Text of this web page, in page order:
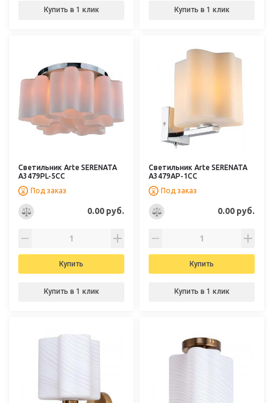
Купить в 1 клик Купить в 1 клик
Светильник Arte SERENATA
A3479PL-5CC
Под заказ
0.00 руб.
Купить
Купить в 1 клик
Светильник Arte SERENATA
A3479AP-1CC
Под заказ
0.00 руб.
Купить
Купить в 1 клик